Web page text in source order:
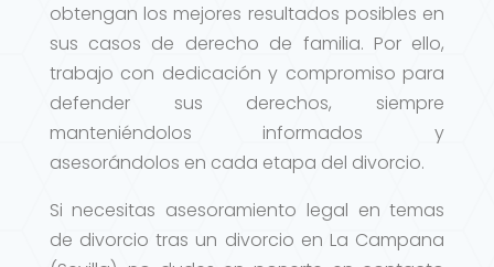
obtengan los mejores resultados posibles en
sus casos de derecho de familia. Por ello,
trabajo con dedicación y compromiso para
defender sus derechos, siempre
manteniéndolos informados y
asesorándolos en cada etapa del divorcio.
Si necesitas asesoramiento legal en temas
de divorcio tras un divorcio en La Campana